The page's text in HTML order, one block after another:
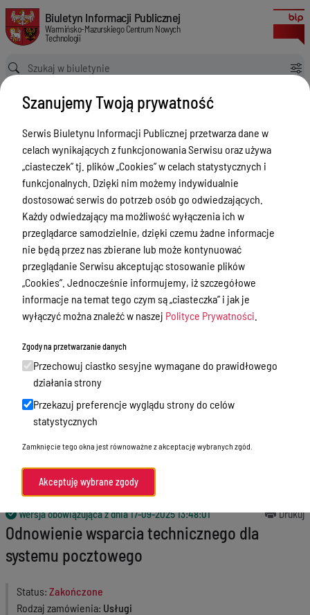
Odnowienie wsparcia technicznego dla systemu pocztowego
Biuletyn Informacji Publicznej Warmińsko-Mazurskiego Centrum
Biuletyn Informacji Publicznej
Warmińsko-Mazurskiego Centrum Nowych
Technologii
Ścieżka powrotu
Strona główna
Zamówienia publiczne
Odnowienie wsparcia technicznego dla systemu pocztowego
Zamówienia publiczne
Menu Przedmiotowe
Statut
Akty prawne
Regulamin organizacyjny
Finanse i Majątek
Zadania wspólne
Biura
Zamówienia publiczne
Nabór
Skargi i wnioski
Zgłaszanie naruszeń prawa
Menu Podmiotowe
Wersja obowiązująca z dnia17-09-2025 13:48:01 Drukuj
Odnowienie wsparcia technicznego dla
systemu pocztowego
Status Zakończone
Rodzaj zamówienia Usługi
Szanujemy Twoją prywatność
Serwis Biuletynu Informacji Publicznej przetwarza dane w
celach wynikających z funkcjonowania Serwisu oraz używa
„ciasteczek” tj. plików „Cookies” w celach statystycznych i
funkcjonalnych. Dzięki nim możemy indywidualnie
dostosować serwis do potrzeb osób go odwiedzających.
Każdy odwiedzający ma możliwość wyłączenia ich w
przeglądarce samodzielnie, dzięki czemu żadne informacje
nie będą przez nas zbierane lub może kontynuować
przeglądanie Serwisu akceptując stosowanie plików
„Cookies”. Jednocześnie informujemy, iż szczegółowe
informacje na temat tego czym są „ciasteczka” i jak je
wyłączyć można znaleźć w naszej Polityce Prywatności
Zgody na przetwarzanie danych
Przechowuj ciastko sesyjne wymagane do prawidłowego
działania strony
Przekazuj preferencje wyglądu strony do celów
statystycznych
Zamknięcie tego okna jest równoważne z akceptację wybranych zgód.
Akceptuję wybrane zgody